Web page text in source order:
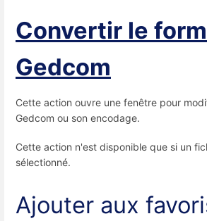
Convertir le
Gedcom
Cette action ouvre une fenêtre pour
Gedcom ou son encodage.
Cette action n'est disponible que si un
sélectionné.
Ajouter aux